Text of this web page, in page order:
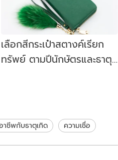
เลือกสีกระเป๋าสตางค์เรียก
ทรัพย์ ตามปีนักษัตรและธาตุปี
าชีพกับธาตุเกิด ความเชื่อ